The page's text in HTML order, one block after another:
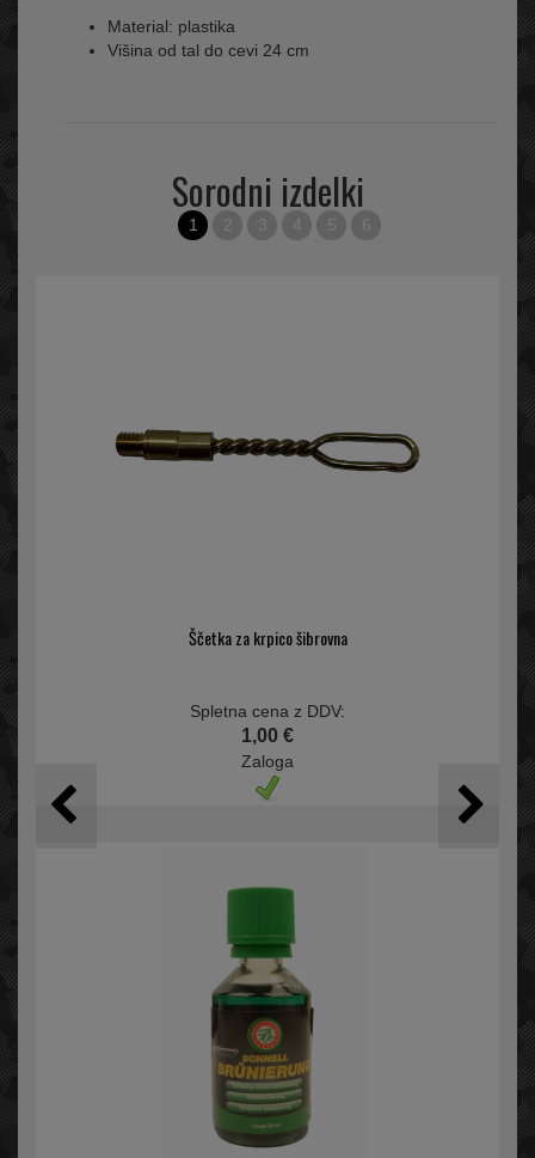
Material: plastika
Višina od tal do cevi 24 cm
Sorodni izdelki
1 2 3 4 5 6
Ščetka za krpico šibrovna
Spletna cena z DDV:
1,00 €
Zaloga